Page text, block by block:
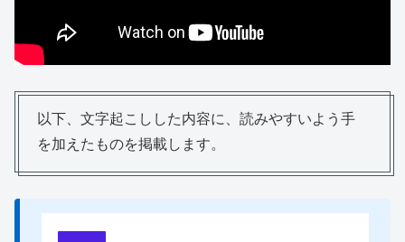
以下、文字起こしした内容に、読みやすいよう手
を加えたものを掲載します。